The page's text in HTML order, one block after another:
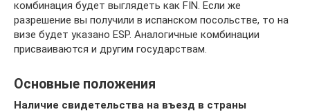
комбинация будет выглядеть как FIN. Если же
разрешение вы получили в испанском посольстве, то на
визе будет указано ESP. Аналогичные комбинации
присваиваются и другим государствам.
Основные положения
Наличие свидетельства на въезд в страны